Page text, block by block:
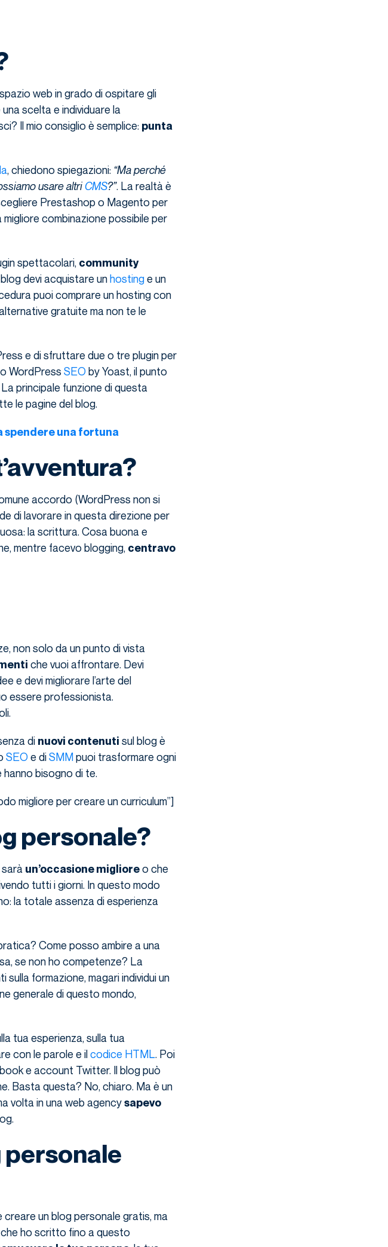
web in grado di ospitare gli
scelta e individuare la
Il mio consiglio è semplice: punta
, chiedono spiegazioni: “Ma perché
usare altriCMS?”. La realtà è
Prestashop o Magento per
combinazione possibile per
spettacolari, community
devi acquistare unhostinge un
puoi comprare un hosting con
gratuite ma non te le
e di sfruttare due o tre plugin per
WordPress SEO by Yoast, il punto
principale funzione di questa
le pagine del blog.
spendere una fortuna
accordo (WordPress non si
di lavorare in questa direzione per
la scrittura. Cosa buona e
mentre facevo blogging, centravo
non solo da un punto di vista
che vuoi affrontare. Devi
e devi migliorare l’arte del
essere professionista.
di nuovi contenuti sul blog è
SEO e diSMMpuoi trasformare ogni
bisogno di te.
migliore per creare un curriculum”]
personale?
un’occasione miglioreo che
tutti i giorni. In questo modo
la totale assenza di esperienza
Come posso ambire a una
se non ho competenze? La
formazione, magari individui un
generale di questo mondo,
tua esperienza, sulla tua
con le parole e ilcodice HTML. Poi
e account Twitter. Il blog può
Basta questa? No, chiaro. Ma è un
volta in una web agencysapevo
personale
creare un blog personale gratis, ma
ho scritto fino a questo